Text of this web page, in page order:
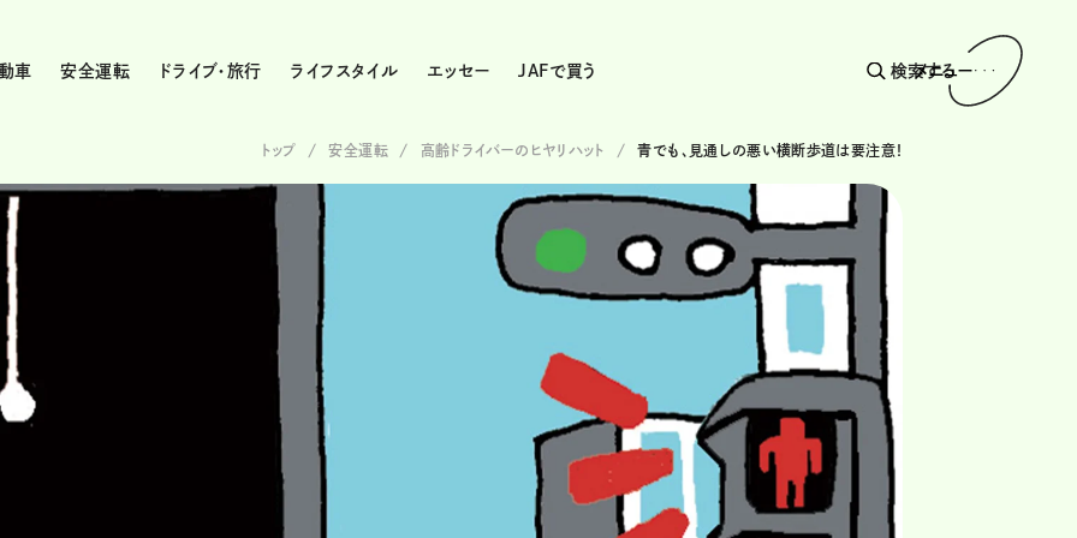
車 安全運転 ドライブ・旅行 ライフスタイル エッセー JAFで買う 検索する
メニュー
トップ 安全運転 高齢ドライバーのヒヤリハット 青でも、見通しの悪い横断歩道は要注意！